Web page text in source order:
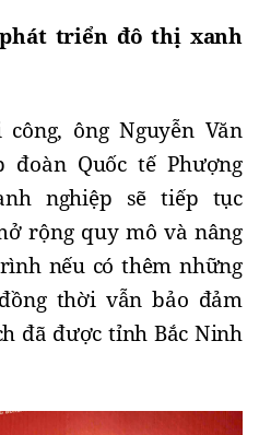
triển đô thị xanh
ông Nguyễn Văn
đoàn Quốc tế Phượng
nghiệp sẽ tiếp tục
rộng quy mô và nâng
nếu có thêm những
thời vẫn bảo đảm
đã được tỉnh Bắc Ninh